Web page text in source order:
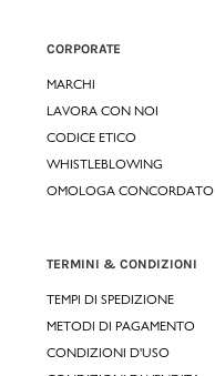
CORPORATE
MARCHI
LAVORA CON NOI
CODICE ETICO
WHISTLEBLOWING
OMOLOGA CONCORDATO
TERMINI & CONDIZIONI
TEMPI DI SPEDIZIONE
METODI DI PAGAMENTO
CONDIZIONI D'USO